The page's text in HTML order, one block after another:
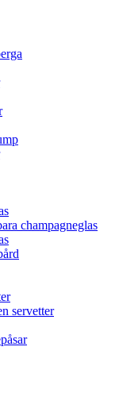
champagneglas
servetter